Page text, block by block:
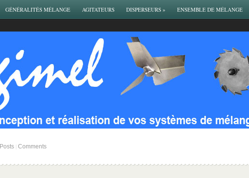
GÉNÉRALITÉS MÉLANGE AGITATEURS DISPERSEURS » ENSEMBLE DE MÉLANGE
Posts Comments